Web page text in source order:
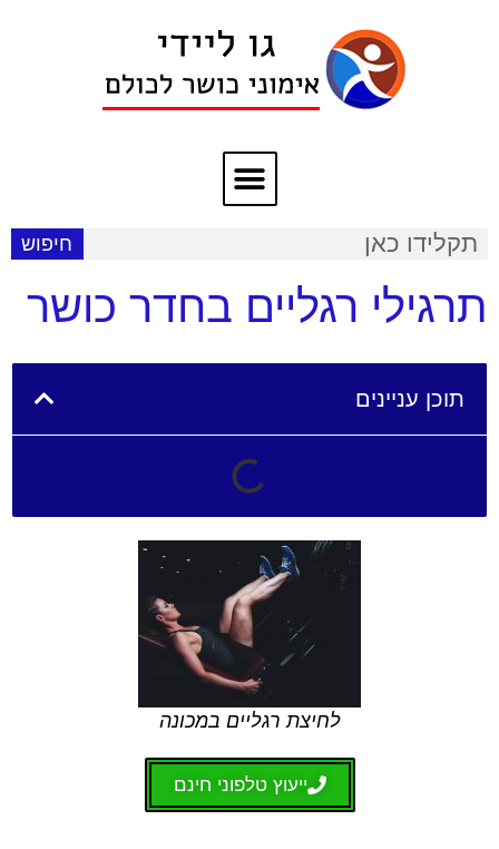
חיפוש
תרגילי רגליים בחדר כושר
תוכן עניינים
לחיצת רגליים במכונה
ייעוץ טלפוני חינם